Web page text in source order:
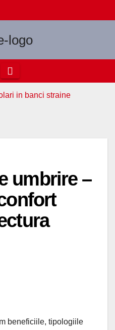
umbrire –
beneficiile, tipologiile